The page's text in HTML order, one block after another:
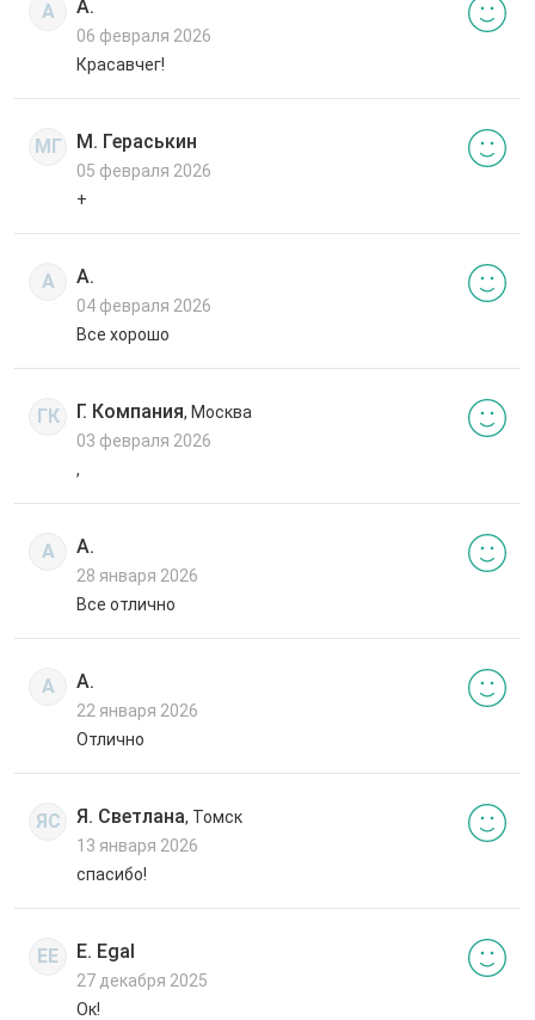
А А.
06 февраля 2026
Красавчег!
МГ М. Гераськин
05 февраля 2026
+
А А.
04 февраля 2026
Все хорошо
ГК Г. Компания, Москва
03 февраля 2026
,
А А.
28 января 2026
Все отлично
А А.
22 января 2026
Отлично
ЯС Я. Светлана, Томск
13 января 2026
спасибо!
EE E. Egal
27 декабря 2025
Ок!